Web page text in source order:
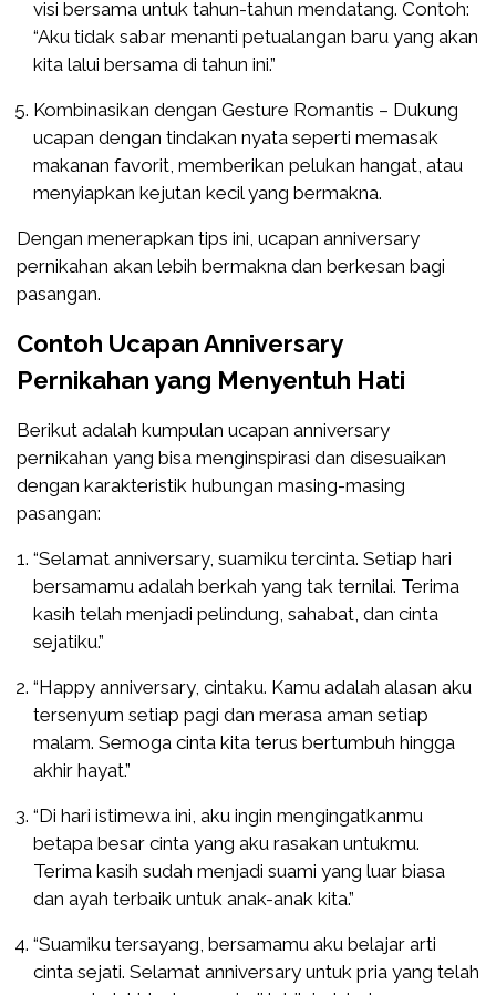
visi bersama untuk tahun-tahun mendatang. Contoh:
“Aku tidak sabar menanti petualangan baru yang akan
kita lalui bersama di tahun ini.”
Kombinasikan dengan Gesture Romantis – Dukung
ucapan dengan tindakan nyata seperti memasak
makanan favorit, memberikan pelukan hangat, atau
menyiapkan kejutan kecil yang bermakna.
Dengan menerapkan tips ini, ucapan anniversary
pernikahan akan lebih bermakna dan berkesan bagi
pasangan.
Contoh Ucapan Anniversary
Pernikahan yang Menyentuh Hati
Berikut adalah kumpulan ucapan anniversary
pernikahan yang bisa menginspirasi dan disesuaikan
dengan karakteristik hubungan masing-masing
pasangan:
“Selamat anniversary, suamiku tercinta. Setiap hari
bersamamu adalah berkah yang tak ternilai. Terima
kasih telah menjadi pelindung, sahabat, dan cinta
sejatiku.”
“Happy anniversary, cintaku. Kamu adalah alasan aku
tersenyum setiap pagi dan merasa aman setiap
malam. Semoga cinta kita terus bertumbuh hingga
akhir hayat.”
“Di hari istimewa ini, aku ingin mengingatkanmu
betapa besar cinta yang aku rasakan untukmu.
Terima kasih sudah menjadi suami yang luar biasa
dan ayah terbaik untuk anak-anak kita.”
“Suamiku tersayang, bersamamu aku belajar arti
cinta sejati. Selamat anniversary untuk pria yang telah